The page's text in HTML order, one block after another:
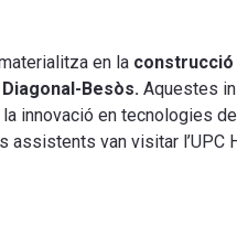
en la construcció
Besòs. Aquestes
innovació en tecnologies
van visitar